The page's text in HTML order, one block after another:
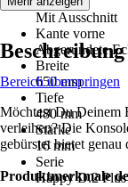
Mit Ausschnitt
Kante vorne
Abgerundete
Breite
650 mm
Tiefe
480 mm
Stärke
16 mm
Serie
Happy D.2 Plus
Beschreibung
Bereich überspringen
Möchtest Du Deinem
verleihen? Die
gebürstet bietet genau
Produktmerkmale